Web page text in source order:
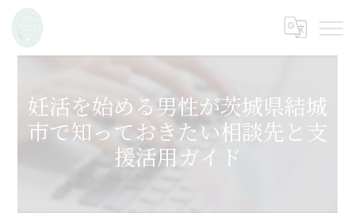
妊活を始める男性が茨城県結城
市で知っておきたい相談先と支
援活用ガイド